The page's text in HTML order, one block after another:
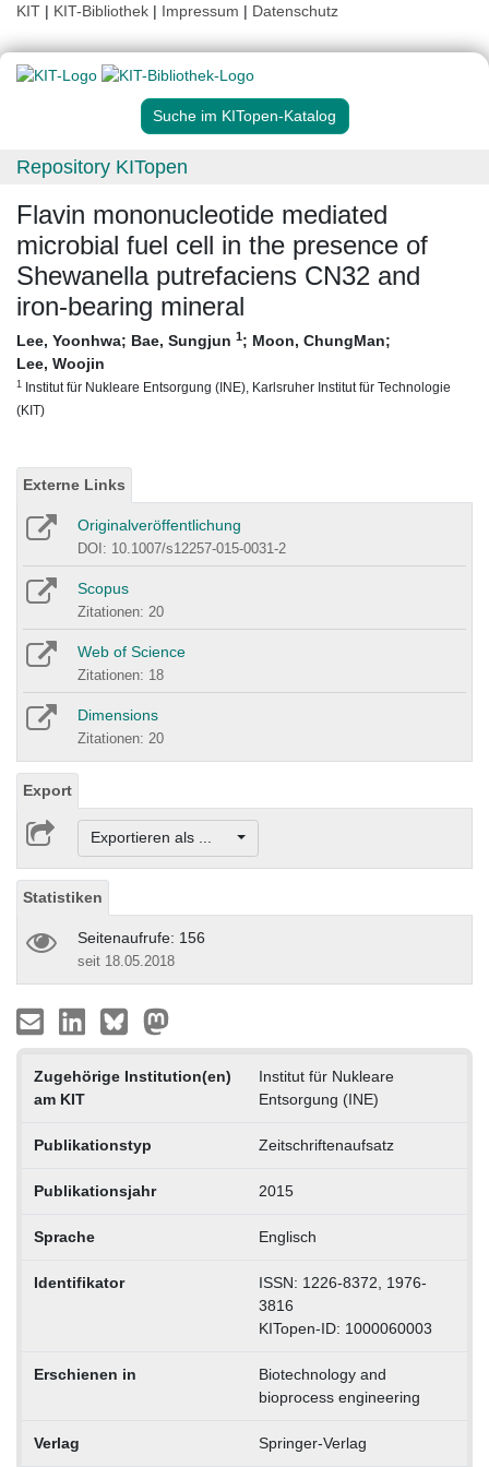
KIT | KIT-Bibliothek | Impressum | Datenschutz
Suche im KITopen-Katalog
Repository KITopen
Flavin mononucleotide mediated
microbial fuel cell in the presence of
Shewanella putrefaciens CN32 and
iron-bearing mineral
Lee, Yoonhwa; Bae, Sungjun 1; Moon, ChungMan;
Lee, Woojin
1 Institut für Nukleare Entsorgung (INE), Karlsruher Institut für Technologie
(KIT)
Externe Links
Originalveröffentlichung
DOI: 10.1007/s12257-015-0031-2
Scopus
Zitationen: 20
Web of Science
Zitationen: 18
Dimensions
Zitationen: 20
Export
Exportieren als ...
Statistiken
Seitenaufrufe: 156
seit 18.05.2018
Zugehörige Institution(en)
am KIT
Institut für Nukleare
Entsorgung (INE)
Publikationstyp Zeitschriftenaufsatz
Publikationsjahr 2015
Sprache Englisch
Identifikator
ISSN: 1226-8372, 1976-
3816
KITopen-ID: 1000060003
Erschienen in
Biotechnology and
bioprocess engineering
Verlag Springer-Verlag